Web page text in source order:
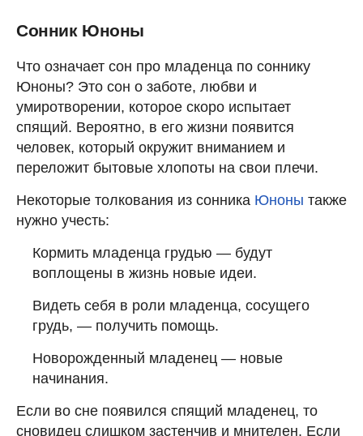
Сонник Юноны
Что означает сон про младенца по соннику
Юноны? Это сон о заботе, любви и
умиротворении, которое скоро испытает
спящий. Вероятно, в его жизни появится
человек, который окружит вниманием и
переложит бытовые хлопоты на свои плечи.
Некоторые толкования из сонника Юноны также
нужно учесть:
Кормить младенца грудью — будут
воплощены в жизнь новые идеи.
Видеть себя в роли младенца, сосущего
грудь, — получить помощь.
Новорожденный младенец — новые
начинания.
Если во сне появился спящий младенец, то
сновидец слишком застенчив и мнителен. Если